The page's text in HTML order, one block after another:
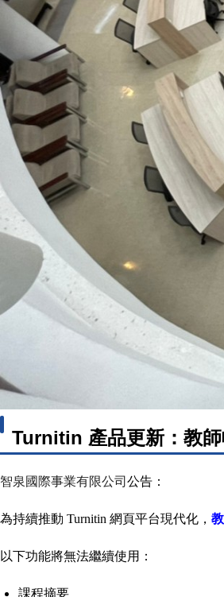
Turnitin 產品更新：教師
智泉國際事業有限公司 公告：
為持續推動 Turnitin 網頁平台現代化，
以下功能將無法繼續使用：
課程摘要